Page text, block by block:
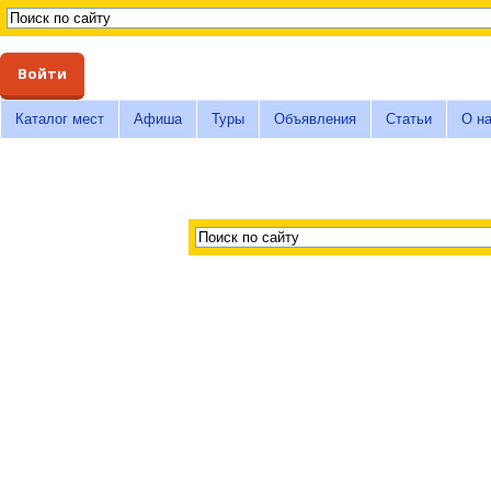
Войти
Каталог мест Афиша Туры Объявления Статьи О